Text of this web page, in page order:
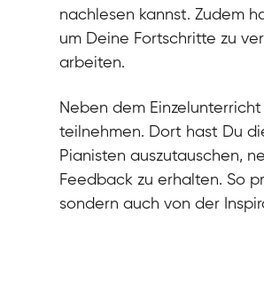
nachlesen kannst. Zudem
um Deine Fortschritte zu
arbeiten.
Neben dem
teilnehmen. Dort hast Du
Pianisten auszutauschen,
Feedback zu erhalten. So
sondern auch von der